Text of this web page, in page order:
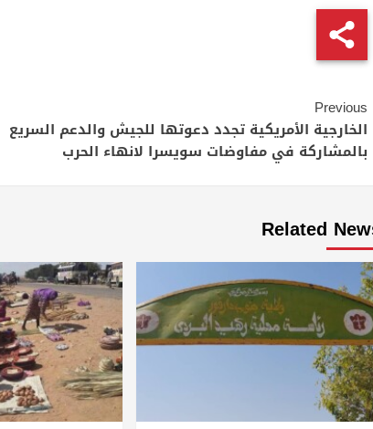
Continue
Reading
Previous
الخارجية الأمريكية تجدد دعوتها للجيش والدعم السريع
بالمشاركة في مفاوضات سويسرا لانهاء الحرب
Related